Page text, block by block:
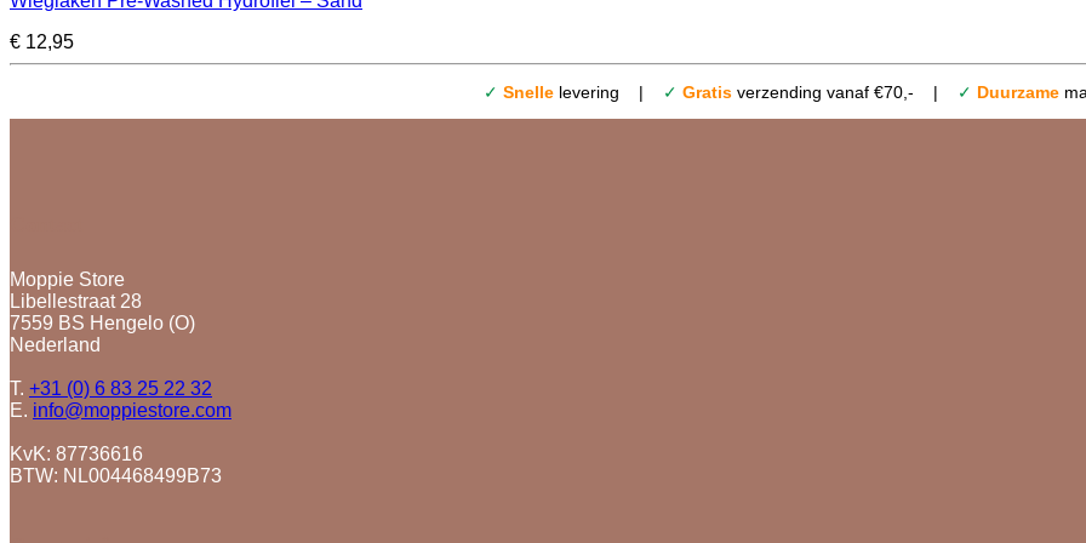
€ 12,95
✓ Snelle levering | ✓ Gratis verzending vanaf €70,- | ✓ Duurzame
Moppie Store
Libellestraat 28
7559 BS Hengelo (O)
Nederland
T. +31 (0) 6 83 25 22 32
E. info@moppiestore.com
KvK: 87736616
BTW: NL004468499B73